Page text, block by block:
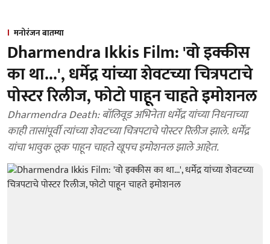
मनोरंजन बातम्या
Dharmendra Ikkis Film: 'वो इक्कीस
का था...', धर्मेद्र यांच्या शेवटच्या चित्रपटाचे
पोस्टर रिलीज, फोटो पाहून चाहते इमोशनल
Dharmendra Death: बॉलिवूड अभिनेता धर्मेंद्र यांच्या निधनाच्या
काही तासांपूर्वी त्यांच्या शेवटच्या चित्रपटाचे पोस्टर रिलीज झाले. धर्मेंद्र
यांचा भावुक लूक पाहून चाहते खूपच इमोशनल झाले आहेत.